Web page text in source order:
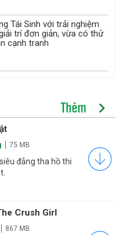
Tái Sinh với trải nghiệm
trí đơn giản, vừa có thử
cạnh tranh
Thêm
75 MB
đẳng tha hồ thi
Crush Girl
867 MB